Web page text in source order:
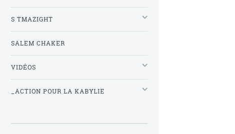
S TMAZIGHT
SALEM CHAKER
VIDÉOS
_ACTION POUR LA KABYLIE